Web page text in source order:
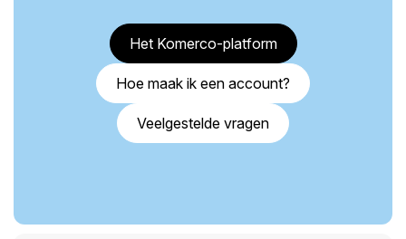
Het Komerco-platform
Hoe maak ik een account?
Veelgestelde vragen